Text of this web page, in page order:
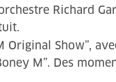
Richard
Original Show”,
M”. Des